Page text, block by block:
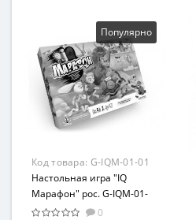
Карточные игры
Возраст
от 9 лет
Популярно
Код товара: G-IQM-01-01
Настольная игра "IQ
Марафон" рос. G-IQM-01-
01
0